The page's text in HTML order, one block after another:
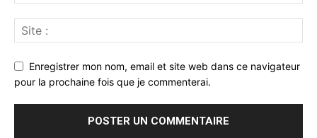
Enregistrer mon nom, email et site web dans ce navigateur
pour la prochaine fois que je commenterai.